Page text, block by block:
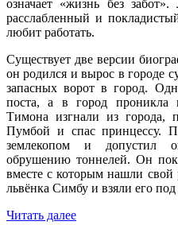
означает «жизнь без
расслабленный и
любит работать.
Существует две версии
он родился и вырос в городе
запасных ворот в город.
поста, а в город проникла
Тимона изгнали из города,
Пумбой и спас принцессу.
землекопом и допустил
обрушению тоннелей. Он
вместе с которым нашли свой
львёнка Симбу и взяли его под
Читать далее